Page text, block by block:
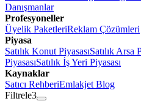
Danışmanlar
Profesyoneller
Üyelik PaketleriReklam Çözümleri
Piyasa
Satılık Konut PiyasasıSatılık Arsa
PiyasasıSatılık İş Yeri Piyasası
Kaynaklar
Satıcı RehberiEmlakjet Blog
Filtrele3